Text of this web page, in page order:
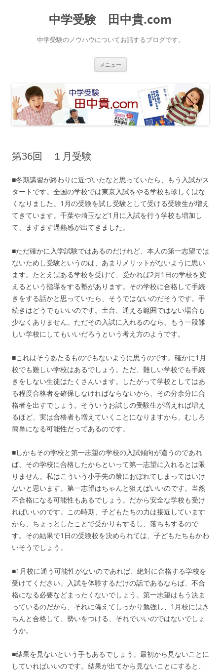
中学受験 田中貴.com
中学受験のノウハウについてお話するブログです。
メニュー
ス
キ
ッ
プ
第36回 １月受験
■冬期講習が終わりに近づいたなと思っていたら、もう入試がス
タートです。全国の学校では東京入試をやる学校も珍しくはな
くなりました。1月の受験を試し受験として受ける受験生が増え
てきています。千葉や埼玉など1月に入試を行う学校も増加し
て、ますます過熱感が出てきました。
■ただ確かに入学試験ではあるのだけれど、本人の第一志望では
ないためし受験というのは、あまりメリットがないように思い
ます。たとえばある学校を受けて、受かれば2月1日の学校を変
えるという指導をする塾があります。その学校に合格して手続
きをする話かと思っていたら、そうではないのだそうです。手
続きはどうでもいいのです。土台、通える範囲ではない場合も
少なくありません。ただその入試に入れるのなら、もう一段難
しい学校にしてもいいだろうという考え方のようです。
■これはそうあたるものでもないように思うのです。確かに1月
校でも難しい学校はあるでしょう。ただ、難しい学校でも手続
きをしない生徒はたくさんいます。したがって学校としてはあ
る程度合格者を確保しなければならないから、その分余分に合
格者を出すでしょう。そういうお試しの受験生が増えれば増え
るほど、実は合格者も増えていくことになりますから、むしろ
簡単になる可能性だってあるのです。
■しかもその学校と第一志望の学校の入試傾向が違うのであれ
ば、その学校に合格したからといって第一志望に入れるとは限
りません。私はこういう小手先の策におぼれてしまってはいけ
ないと思います。第一志望はちゃんと狙えばいいのです。当然
不合格になる可能性もあるでしょう。だから安全な学校も受け
ればいいのです。この時期、子どもたちの力は接近しています
から、ちょっとしたことで受かりもするし、落ちもするので
す。その結果で1日の受験校を決められては、子どもたちもかわ
いそうでしょう。
■1月校に通う可能性がないのであれば、絶対に合格する学校を
受けてください。入試を体験するだけの話であるならば、不合
格になる必要などまったくないでしょう。第一志望はもう決ま
っているのだから、それに備えてしっかり勉強し、1月校にはき
ちんと合格して、勢いをつける、それでいいのではないでしょ
うか。
■結果を見ないという手もあるでしょう。最初から見ないことに
していればいいのです。結果が出てから見ないことにすると、